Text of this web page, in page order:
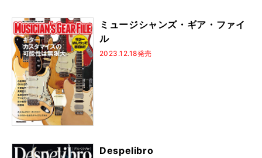
Guitar magazine Archives
3年後、確実に弾ける
ひたすら弾くだけ！
シティ・ポップ
なんちゃって
ミッシング・ピーシズ
プレイヤーズ・ブック
忌野清志郎
よくわかるシリーズ
オーケストラと弾く
うまくなる理由ヘタな理由 完全版
ジャズ・スタンダード・バイブル
ミュージシャンズ・ギア・ファイ
ル
2023.12.18発売
Despelibro